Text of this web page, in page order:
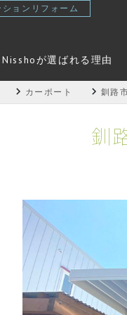
ションリフォーム
Nisshoが選ばれる理由
カーポート 釧路
釧